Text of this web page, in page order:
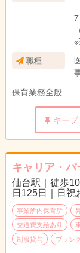
職種
保育業務全般
キープ
キャリア・
仙台駅｜徒歩
日125日｜日祝
事業所内保育所
交通費支給あり
制服貸与
ブラン